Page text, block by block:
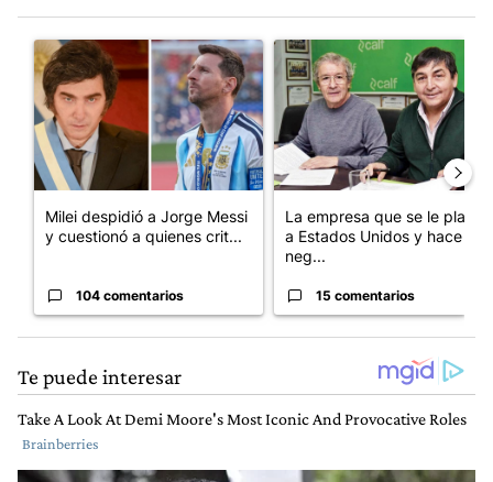
Un artículo de tendencia con el título "Milei despidió a Jorge
Milei despidió a Jorge Messi
y cuestionó a quienes crit...
104 comentarios
Un artículo de tendencia con
La empresa que se le plantó
a Estados Unidos y hace
neg...
15 comentarios